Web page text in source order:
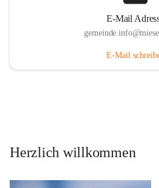
E-Mail
E-Mail
Herzlich willkommen